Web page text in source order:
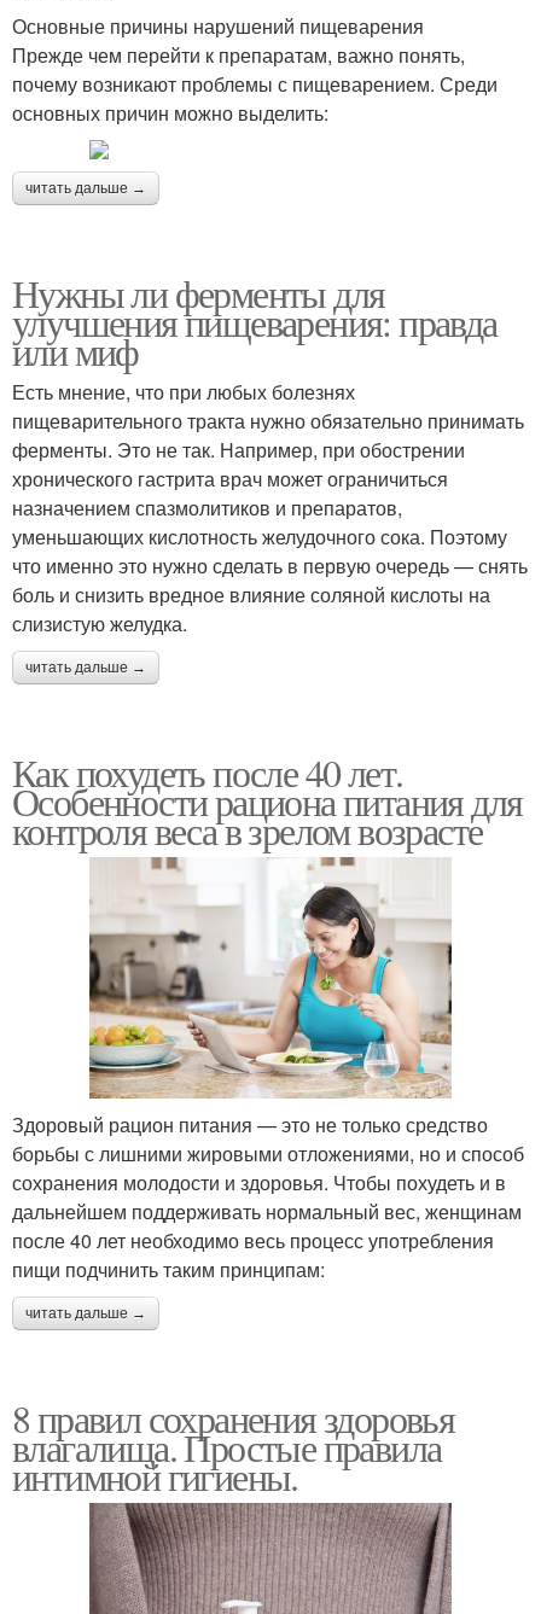
Основные причины нарушений пищеварения
Прежде чем перейти к препаратам, важно понять,
почему возникают проблемы с пищеварением. Среди
основных причин можно выделить:
читать дальше →
Нужны ли ферменты для
улучшения пищеварения: правда
или миф
Есть мнение, что при любых болезнях
пищеварительного тракта нужно обязательно принимать
ферменты. Это не так. Например, при обострении
хронического гастрита врач может ограничиться
назначением спазмолитиков и препаратов,
уменьшающих кислотность желудочного сока. Поэтому
что именно это нужно сделать в первую очередь — снять
боль и снизить вредное влияние соляной кислоты на
слизистую желудка.
читать дальше →
Как похудеть после 40 лет.
Особенности рациона питания для
контроля веса в зрелом возрасте
Здоровый рацион питания — это не только средство
борьбы с лишними жировыми отложениями, но и способ
сохранения молодости и здоровья. Чтобы похудеть и в
дальнейшем поддерживать нормальный вес, женщинам
после 40 лет необходимо весь процесс употребления
пищи подчинить таким принципам:
читать дальше →
8 правил сохранения здоровья
влагалища. Простые правила
интимной гигиены.